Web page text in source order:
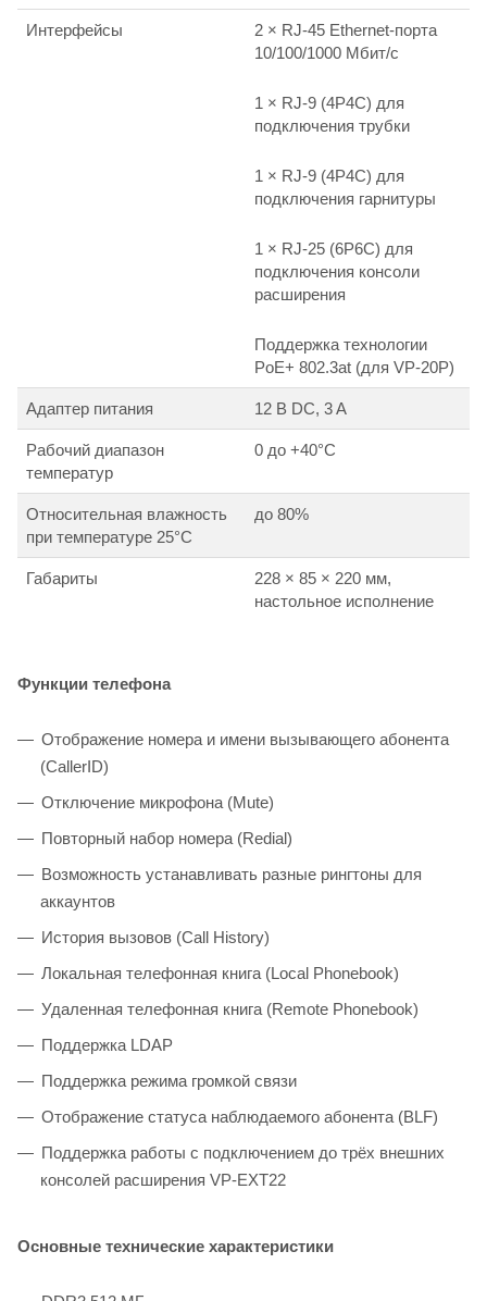
Интерфейсы
2 × RJ-45 Ethernet-порта
10/100/1000 Мбит/с
1 × RJ-9 (4P4C) для
подключения трубки
1 × RJ-9 (4P4C) для
подключения гарнитуры
1 × RJ-25 (6P6C) для
подключения консоли
расширения
Поддержка технологии
PoE+ 802.3at (для VP-20P)
Адаптер питания 12 В DC, 3 A
Рабочий диапазон
температур
0 до +40°С
Относительная влажность
при температуре 25°C
до 80%
Габариты
228 × 85 × 220 мм,
настольное исполнение
Функции телефона
Отображение номера и имени вызывающего абонента
(CallerID)
Отключение микрофона (Mute)
Повторный набор номера (Redial)
Возможность устанавливать разные рингтоны для
аккаунтов
История вызовов (Call History)
Локальная телефонная книга (Local Phonebook)
Удаленная телефонная книга (Remote Phonebook)
Поддержка LDAP
Поддержка режима громкой связи
Отображение статуса наблюдаемого абонента (BLF)
Поддержка работы с подключением до трёх внешних
консолей расширения VP-EXT22
Основные технические характеристики